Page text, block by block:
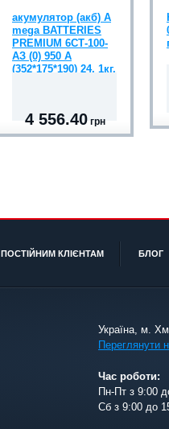
акумулятор (акб) А
mega BATTERIES
PREMIUM 6СТ-100-
АЗ (0) 950 A
(352*175*190) 24, 1кг.
4 556.40 грн
ПОСТІЙНИМ КЛІЄНТАМ БЛОГ
Україна, м.
Переглянути
Час роботи:
Пн-Пт з 9:00
Сб з 9:00 до